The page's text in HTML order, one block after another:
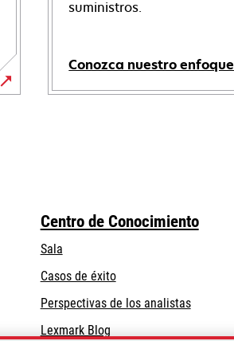
suministros.
Conozca nuestro enfoque
Centro de Conocimiento
Sala
Casos de éxito
Perspectivas de los analistas
Lexmark Blog